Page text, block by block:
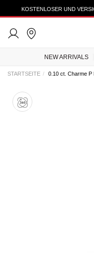
KOSTENLOSER UND
NEW ARRIVALS
STARTSEITE 0.10 ct. Charme P